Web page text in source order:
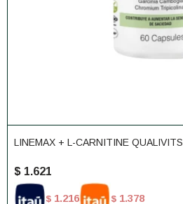
LINEMAX + L-CARNITINE QUALIVITS
$ 1.621
$ 1.216 $ 1.378